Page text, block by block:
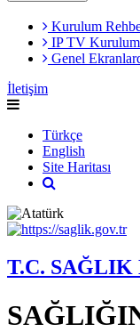
Kurulum
IP TV Kurulum
Genel
İletişim
Türkçe
English
Site Haritası
T.C.